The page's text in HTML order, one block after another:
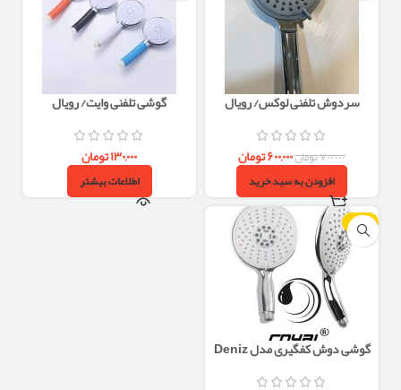
سردوش تلفنی لوکس/ رویال
۷۰۰,۰۰۰تومان۶۰۰,۰۰۰تومان
افزودن به سبد خرید
گوشی تلفنی وایت/ رویال
۱۳۰,۰۰۰تومان
اطلاعات بیشتر
-14%
گوشی دوش کفگیری مدل Deniz